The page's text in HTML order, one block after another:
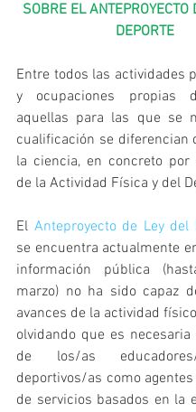
SOBRE EL ANTEPROYECTO
DEPORTE
Entre todos las actividades
y ocupaciones propias
aquellas para las que se
cualificación se diferencian
la ciencia, en concreto por
de la Actividad Física y del
El Anteproyecto de Ley del
se encuentra actualmente
información pública
marzo) no ha sido capaz
avances de la actividad
olvidando que es
de los/as
deportivos/as como
de servicios basados en la